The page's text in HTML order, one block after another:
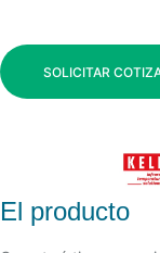
SOLICITAR
El producto